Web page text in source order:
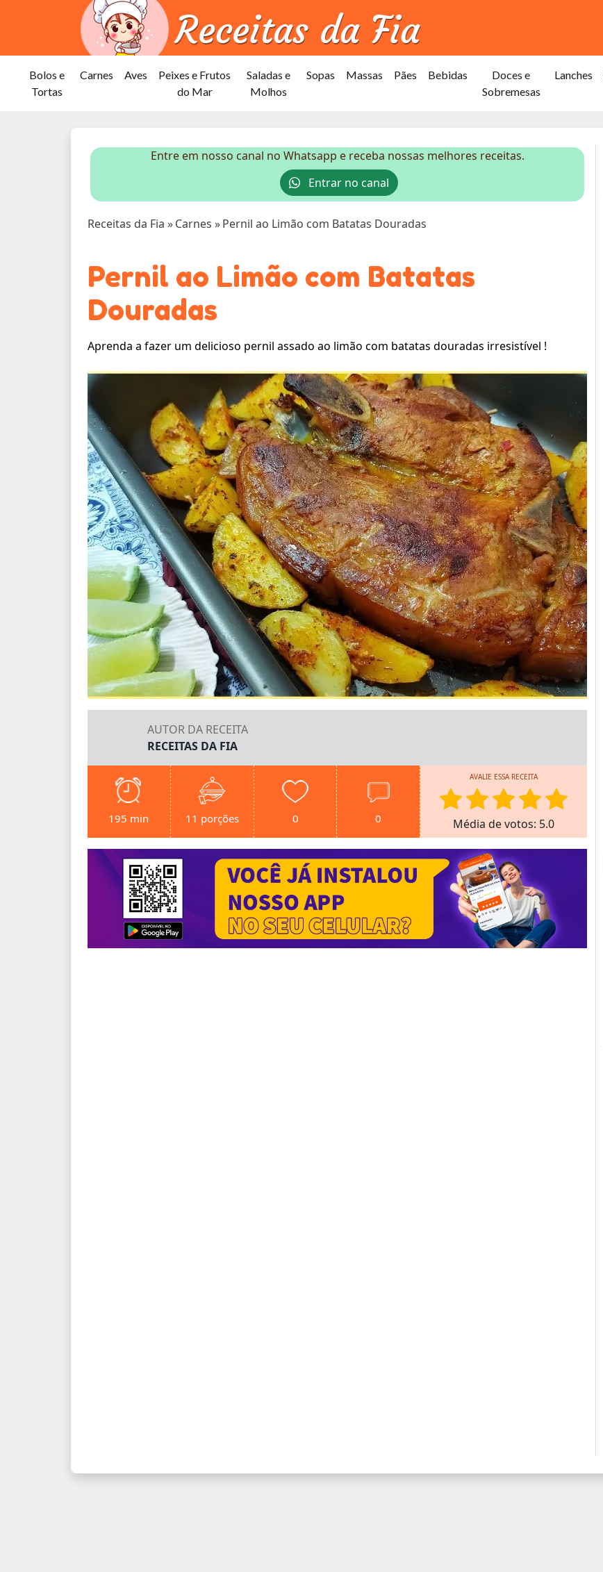
Bolos e
Tortas
Carnes Aves
Peixes e Frutos
do Mar
Saladas e
Molhos
Sopas Massas Pães Bebidas
Doces e
Sobremesas
Lanches
Entre em nosso canal no Whatsapp e receba nossas melhores receitas.
Entrar no canal
Receitas da Fia »Carnes »Pernil ao Limão com Batatas Douradas
Pernil ao Limão com Batatas
Douradas
Aprenda a fazer um delicioso pernil assado ao limão com batatas douradas irresistível !
AUTOR DA RECEITA
RECEITAS DA FIA
195 min 11 porções 0 0
AVALIE ESSA RECEITA
Média de votos: 5.0